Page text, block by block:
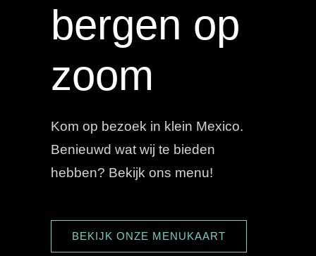
bergen op
zoom
Kom op bezoek in klein Mexico.
Benieuwd wat wij te bieden
hebben? Bekijk ons menu!
BEKIJK ONZE MENUKAART